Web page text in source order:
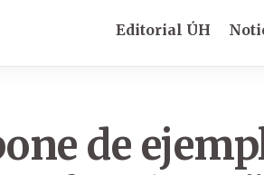
Editorial ÚH
de